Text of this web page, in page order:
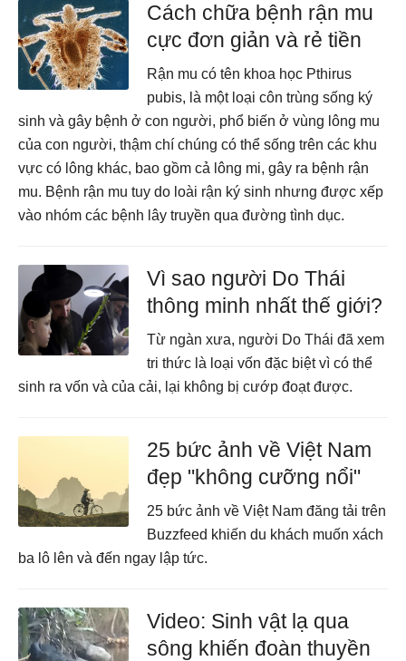
Cách chữa bệnh rận mu
cực đơn giản và rẻ tiền
Rận mu có tên khoa học Pthirus
pubis, là một loại côn trùng sống ký
sinh và gây bệnh ở con người, phổ biến ở vùng lông mu
của con người, thậm chí chúng có thể sống trên các khu
vực có lông khác, bao gồm cả lông mi, gây ra bệnh rận
mu. Bệnh rận mu tuy do loài rận ký sinh nhưng được xếp
vào nhóm các bệnh lây truyền qua đường tình dục.
Vì sao người Do Thái
thông minh nhất thế giới?
Từ ngàn xưa, người Do Thái đã xem
tri thức là loại vốn đặc biệt vì có thể
sinh ra vốn và của cải, lại không bị cướp đoạt được.
25 bức ảnh về Việt Nam
đẹp "không cưỡng nổi"
25 bức ảnh về Việt Nam đăng tải trên
Buzzfeed khiến du khách muốn xách
ba lô lên và đến ngay lập tức.
Video: Sinh vật lạ qua
sông khiến đoàn thuyền